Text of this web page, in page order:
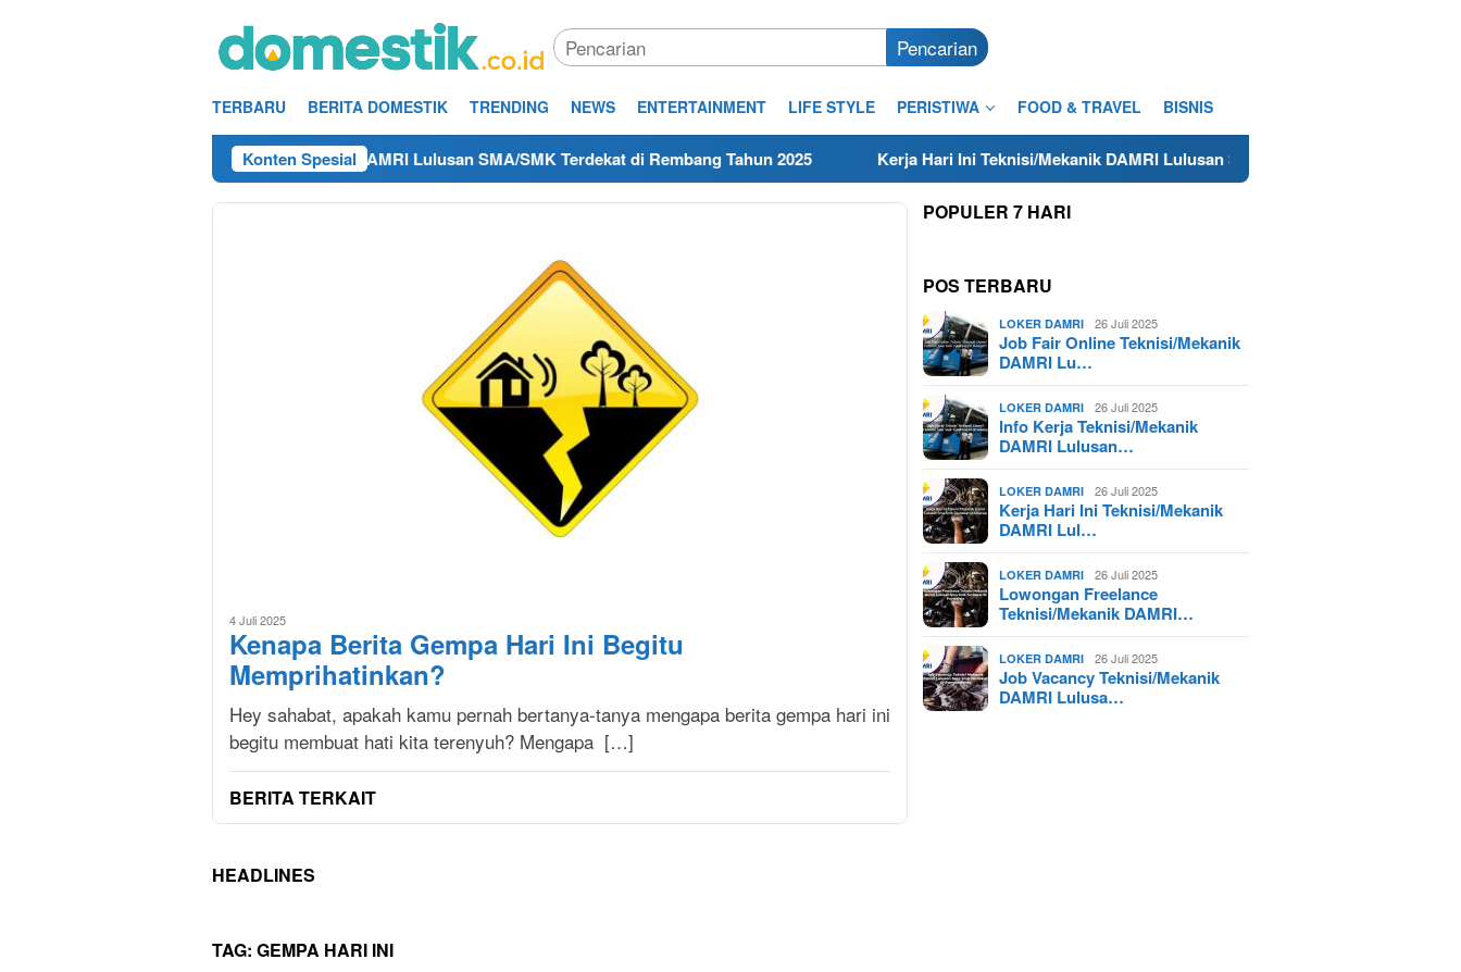
Pencarian
TERBARU BERITA DOMESTIK TRENDING NEWS ENTERTAINMENT LIFE STYLE PERISTIWA FOOD & TRAVEL BISNIS
Konten Spesial
Info Kerja Teknisi/Mekanik DAMRI Lulusan SMA/SMK Terdekat di Rembang Tahun 2025 Kerja Hari Ini Teknisi/Mekanik DAMRI Lulusan SMA/SMK Terdekat di Cilacap Tahun 2025
4 Juli 2025
Kenapa Berita Gempa Hari Ini Begitu
Memprihatinkan?
Hey sahabat, apakah kamu pernah bertanya-tanya mengapa berita gempa hari ini
begitu membuat hati kita terenyuh? Mengapa […]
BERITA TERKAIT
HEADLINES
TAG: GEMPA HARI INI
POPULER 7 HARI
POS TERBARU
LOKER DAMRI 26 Juli 2025
Job Fair Online Teknisi/Mekanik
DAMRI Lu…
LOKER DAMRI 26 Juli 2025
Info Kerja Teknisi/Mekanik
DAMRI Lulusan…
LOKER DAMRI 26 Juli 2025
Kerja Hari Ini Teknisi/Mekanik
DAMRI Lul…
LOKER DAMRI 26 Juli 2025
Lowongan Freelance
Teknisi/Mekanik DAMRI…
LOKER DAMRI 26 Juli 2025
Job Vacancy Teknisi/Mekanik
DAMRI Lulusa…